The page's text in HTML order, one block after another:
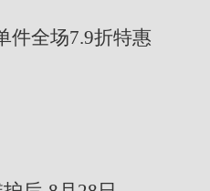
件全场7.9折特惠